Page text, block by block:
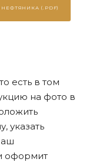
(.PDF)
есть в том
на фото в
указать
оформит